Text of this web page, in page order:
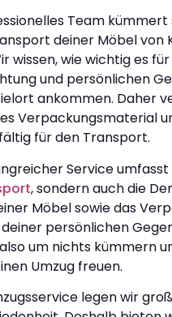
Team kümmert
deiner Möbel von
wissen, wie wichtig es
und persönlichen
ankommen. Daher
Verpackungsmaterial
für den Transport.
Service
, sondern auch die
Möbel sowie das
persönlichen
um nichts kümmern
Umzug freuen.
legen wir